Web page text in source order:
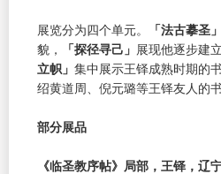
展览分为四个单元。 「法古摹圣」
貌，
「探径寻己」 展现他逐步建
立帜」 集中展示王铎成熟时期的
绍黄道周、倪元璐等王铎友人的书
部分展品
《临圣教序帖》局部，王铎，辽